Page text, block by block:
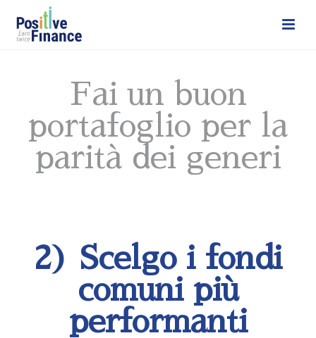
Fai un buon
portafoglio per la
parità dei generi
2) Scelgo i fondi
comuni più
performanti